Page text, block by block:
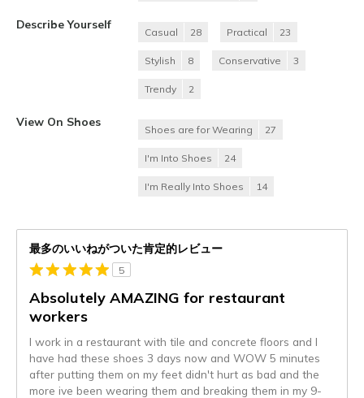
Describe Yourself
Casual 28 Practical 23
Stylish 8 Conservative 3
Trendy 2
View On Shoes
Shoes are for Wearing 27
I'm Into Shoes 24
I'm Really Into Shoes 14
最多のいいねがついた肯定的レビュー
5
Absolutely AMAZING for restaurant
workers
I work in a restaurant with tile and concrete floors and I
have had these shoes 3 days now and WOW 5 minutes
after putting them on my feet didn't hurt as bad and the
more ive been wearing them and breaking them in my 9-